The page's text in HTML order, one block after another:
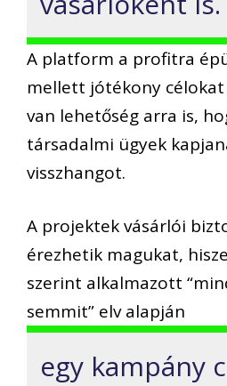
A platform a profitra
mellett jótékony
van lehetőség arra is,
társadalmi ügyek
visszhangot.
A projektek vásárlói
érezhetik magukat,
szerint alkalmazott
semmit” elv alapján
egy kampány